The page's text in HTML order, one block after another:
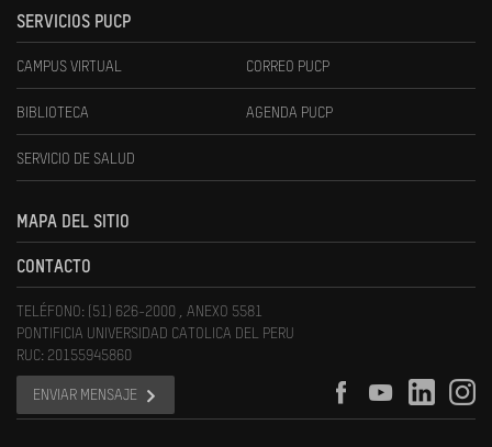
SERVICIOS PUCP
CAMPUS VIRTUAL CORREO PUCP
BIBLIOTECA AGENDA PUCP
SERVICIO DE SALUD
MAPA DEL SITIO
CONTACTO
TELÉFONO: (51) 626-2000 , ANEXO 5581
PONTIFICIA UNIVERSIDAD CATOLICA DEL PERU
RUC: 20155945860
ENVIAR MENSAJE